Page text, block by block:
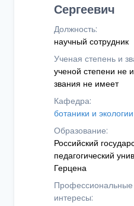
Сергеевич
Должность:
научный сотрудник
Ученая степень и
ученой степени не
звания не имеет
Кафедра:
ботаники и экологии
Образование:
Российский
педагогический
Герцена
интересы: